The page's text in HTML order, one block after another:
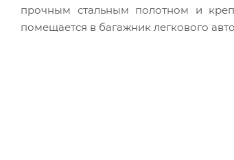
прочным стальным полотном и
помещается в багажник легкового